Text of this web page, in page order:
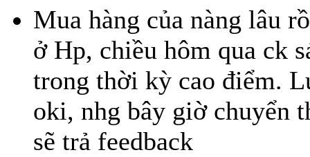
Mua hàng của nàng lâu
ở Hp, chiều hôm qua ck
trong thời kỳ cao điểm.
oki, nhg bây giờ chuyển
sẽ trả feedback